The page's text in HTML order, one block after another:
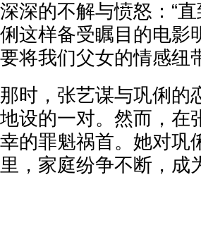
深深的不解与愤怒：“
俐这样备受瞩目的电影
要将我们父女的情感纽
那时，张艺谋与巩俐的
地设的一对。然而，在
幸的罪魁祸首。她对巩
里，家庭纷争不断，成